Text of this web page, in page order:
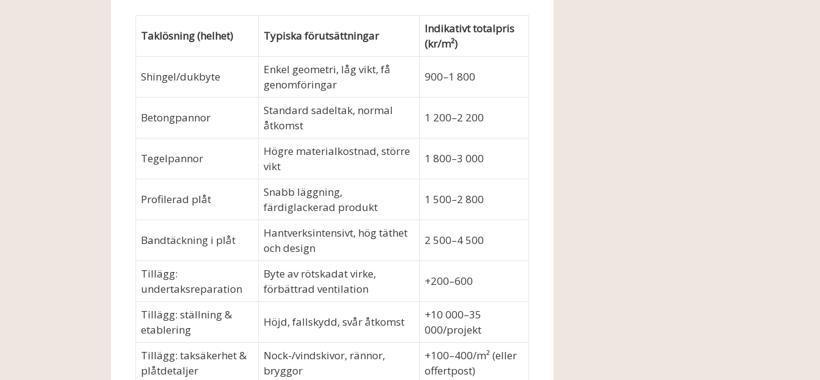
Taklösning (helhet) Typiska förutsättningar
Indikativt totalpris
(kr/m²)
Shingel/dukbyte
Enkel geometri, låg vikt, få
genomföringar
900–1 800
Betongpannor
Standard sadeltak, normal
åtkomst
1 200–2 200
Tegelpannor
Högre materialkostnad, större
vikt
1 800–3 000
Profilerad plåt
Snabb läggning,
färdiglackerad produkt
1 500–2 800
Bandtäckning i plåt
Hantverksintensivt, hög täthet
och design
2 500–4 500
Tillägg:
undertaksreparation
Byte av rötskadat virke,
förbättrad ventilation
+200–600
Tillägg: ställning &
etablering
Höjd, fallskydd, svår åtkomst
+10 000–35
000/projekt
Tillägg: taksäkerhet &
plåtdetaljer
Nock-/vindskivor, rännor,
bryggor
+100–400/m² (eller
offertpost)